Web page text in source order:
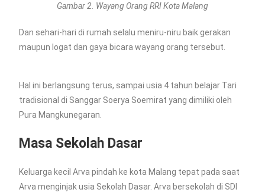
Gambar 2. Wayang Orang RRI Kota Malang
Dan sehari-hari di rumah selalu meniru-niru baik gerakan
maupun logat dan gaya bicara wayang orang tersebut.
Hal ini berlangsung terus, sampai usia 4 tahun belajar Tari
tradisional di Sanggar Soerya Soemirat yang dimiliki oleh
Pura Mangkunegaran.
Masa Sekolah Dasar
Keluarga kecil Arva pindah ke kota Malang tepat pada saat
Arva menginjak usia Sekolah Dasar. Arva bersekolah di SDI